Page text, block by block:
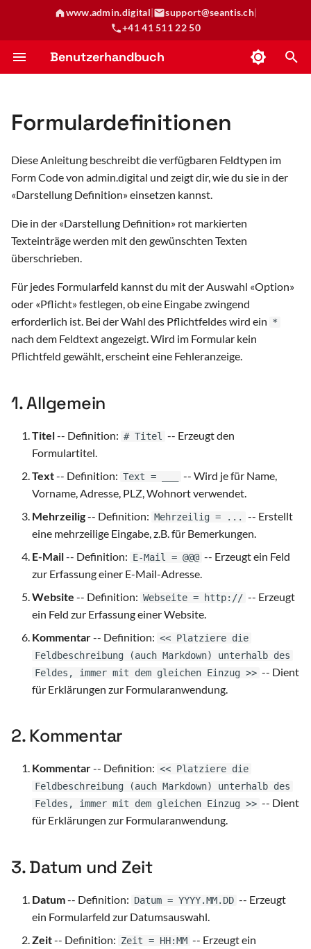
www.admin.digital| support@seantis.ch|
+41 41 511 22 50
Benutzerhandbuch
h
i
r
d
i
t
a
Publikationen für Wahlen und Abstimmungen
Buchungsplattform Ferienangebote (Pro Juventute)
Koordination Übersetzungsdienst
Staatskalender
Kursverwaltung
Planauflage Baugesuche
Versammlungen (Landsgemeinde)
Datenimport (KUB)
Intranet
2. Kommentar
3. Datum und Zeit
4. Auswahlmöglichkeiten
5. Dateien
6. Zahlen
7. Erweitert
Ticket-Abkürzungen
Formulardefinitionen
Diese Anleitung beschreibt die verfügbaren Feldtypen im
Form Code von admin.digital und zeigt dir, wie du sie in der
«Darstellung Definition» einsetzen kannst.
Die in der «Darstellung Definition» rot markierten
Texteinträge werden mit den gewünschten Texten
überschrieben.
Für jedes Formularfeld kannst du mit der Auswahl «Option»
oder «Pflicht» festlegen, ob eine Eingabe zwingend
erforderlich ist. Bei der Wahl des Pflichtfeldes wird ein *
nach dem Feldtext angezeigt. Wird im Formular kein
Pflichtfeld gewählt, erscheint eine Fehleranzeige.
1. Allgemein
Titel-- Definition: # Titel
-- Erzeugt den
Formulartitel.
Text-- Definition: Text = ___
-- Wird je für Name,
Vorname, Adresse, PLZ, Wohnort verwendet.
Mehrzeilig-- Definition: Mehrzeilig = ...
-- Erstellt
eine mehrzeilige Eingabe, z.B. für Bemerkungen.
E-Mail-- Definition: E-Mail = @@@ -- Erzeugt ein Feld
zur Erfassung einer E-Mail-Adresse.
Website -- Definition: Webseite = http:// -- Erzeugt
ein Feld zur Erfassung einer Website.
Kommentar-- Definition: << Platziere die
Feldbeschreibung (auch Markdown) unterhalb des
Feldes, immer mit dem gleichen Einzug >> -- Dient
für Erklärungen zur Formularanwendung.
2. Kommentar
Kommentar-- Definition: << Platziere die
Feldbeschreibung (auch Markdown) unterhalb des
Feldes, immer mit dem gleichen Einzug >> -- Dient
für Erklärungen zur Formularanwendung.
3. Datum und Zeit
Datum-- Definition: Datum = YYYY.MM.DD -- Erzeugt
ein Formularfeld zur Datumsauswahl.
Zeit-- Definition: Zeit = HH:MM -- Erzeugt ein